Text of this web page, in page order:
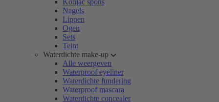
Konjac spons
Nagels
Lippen
Ogen
Sets
Teint
Waterdichte make-up
Alle weergeven
Waterproof eyeliner
Waterdichte fundering
Waterproof mascara
Waterdichte concealer